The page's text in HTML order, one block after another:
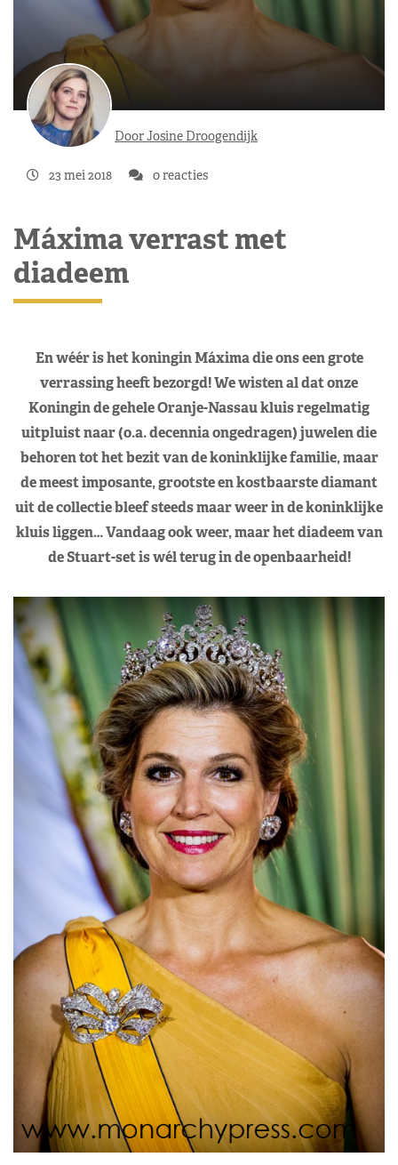
Door Josine Droogendijk
23 mei 2018 0 reacties
Máxima verrast met
diadeem
En wéér is het koningin Máxima die ons een grote
verrassing heeft bezorgd! We wisten al dat onze
Koningin de gehele Oranje-Nassau kluis regelmatig
uitpluist naar (o.a. decennia ongedragen) juwelen die
behoren tot het bezit van de koninklijke familie, maar
de meest imposante, grootste en kostbaarste diamant
uit de collectie bleef steeds maar weer in de koninklijke
kluis liggen… Vandaag ook weer, maar het diadeem van
de Stuart-set is wél terug in de openbaarheid!